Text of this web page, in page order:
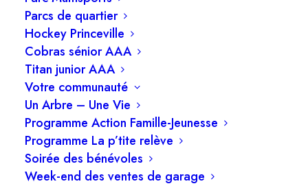
Parcs de quartier
Hockey Princeville
Cobras sénior AAA
Titan junior AAA
Votre communauté
Un Arbre – Une Vie
Programme Action Famille-Jeunesse
Programme La p’tite relève
Soirée des bénévoles
Week-end des ventes de garage
ADMINISTRATION MUNICIPALE
29 novembre 2022
Familles et aînés : Princeville présente son plan
d’action 2023-2025